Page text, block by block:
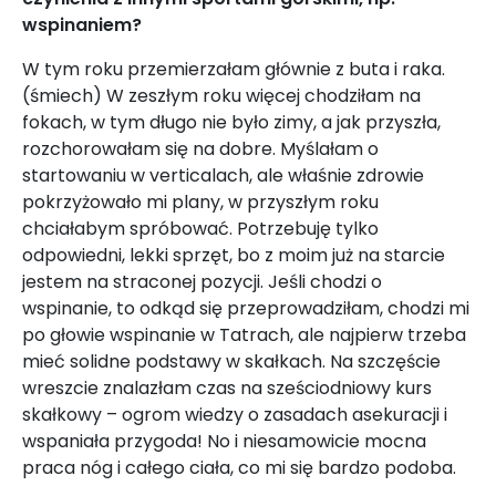
wspinaniem?
W tym roku przemierzałam głównie z buta i raka.
(śmiech) W zeszłym roku więcej chodziłam na
fokach, w tym długo nie było zimy, a jak przyszła,
rozchorowałam się na dobre. Myślałam o
startowaniu w verticalach, ale właśnie zdrowie
pokrzyżowało mi plany, w przyszłym roku
chciałabym spróbować. Potrzebuję tylko
odpowiedni, lekki sprzęt, bo z moim już na starcie
jestem na straconej pozycji. Jeśli chodzi o
wspinanie, to odkąd się przeprowadziłam, chodzi mi
po głowie wspinanie w Tatrach, ale najpierw trzeba
mieć solidne podstawy w skałkach. Na szczęście
wreszcie znalazłam czas na sześciodniowy kurs
skałkowy – ogrom wiedzy o zasadach asekuracji i
wspaniała przygoda! No i niesamowicie mocna
praca nóg i całego ciała, co mi się bardzo podoba.